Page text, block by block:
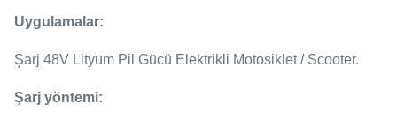
Uygulamalar:
Şarj 48V Lityum Pil Gücü Elektrikli Motosiklet / Scooter.
Şarj yöntemi: